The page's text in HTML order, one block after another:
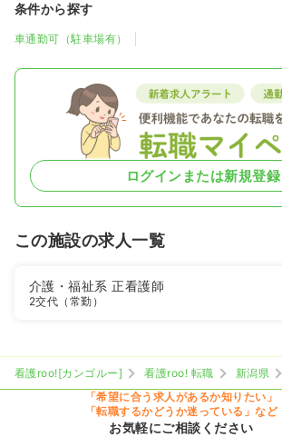
条件から探す
車通勤可（駐車場有）
ログインまたは新規登録
この施設の求人一覧
介護・福祉系正看護師
2交代（常勤）
看護roo![カンゴルー] 看護roo! 転職 新潟県
「希望に合う求人があるか知りたい」
「転職するかどうか迷っている」など
お気軽にご相談ください